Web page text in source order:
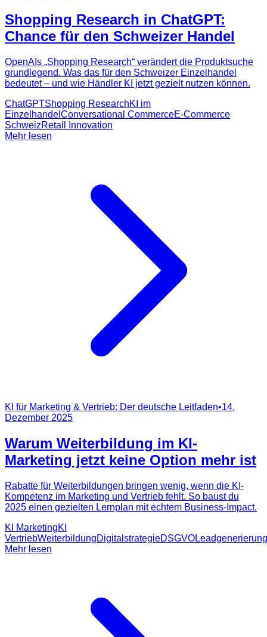
Shopping Research in ChatGPT:
Chance für den Schweizer Handel
OpenAIs „Shopping Research“ verändert die Produktsuche
grundlegend. Was das für den Schweizer Einzelhandel
bedeutet – und wie Händler KI jetzt gezielt nutzen können.
ChatGPTShopping ResearchKI im
Einzelhandel Conversational CommerceE-Commerce
SchweizRetail Innovation
Mehr lesen
KI für Marketing & Vertrieb: Der deutsche Leitfaden•14.
Dezember 2025
Warum Weiterbildung im KI-
Marketing jetzt keine Option mehr ist
Rabatte für Weiterbildungen bringen wenig, wenn die KI-
Kompetenz im Marketing und Vertrieb fehlt. So baust du
2025 einen gezielten Lernplan mit echtem Business-Impact.
KI MarketingKI
VertriebWeiterbildungDigitalstrategieDSGVOLeadgenerierung
Mehr lesen